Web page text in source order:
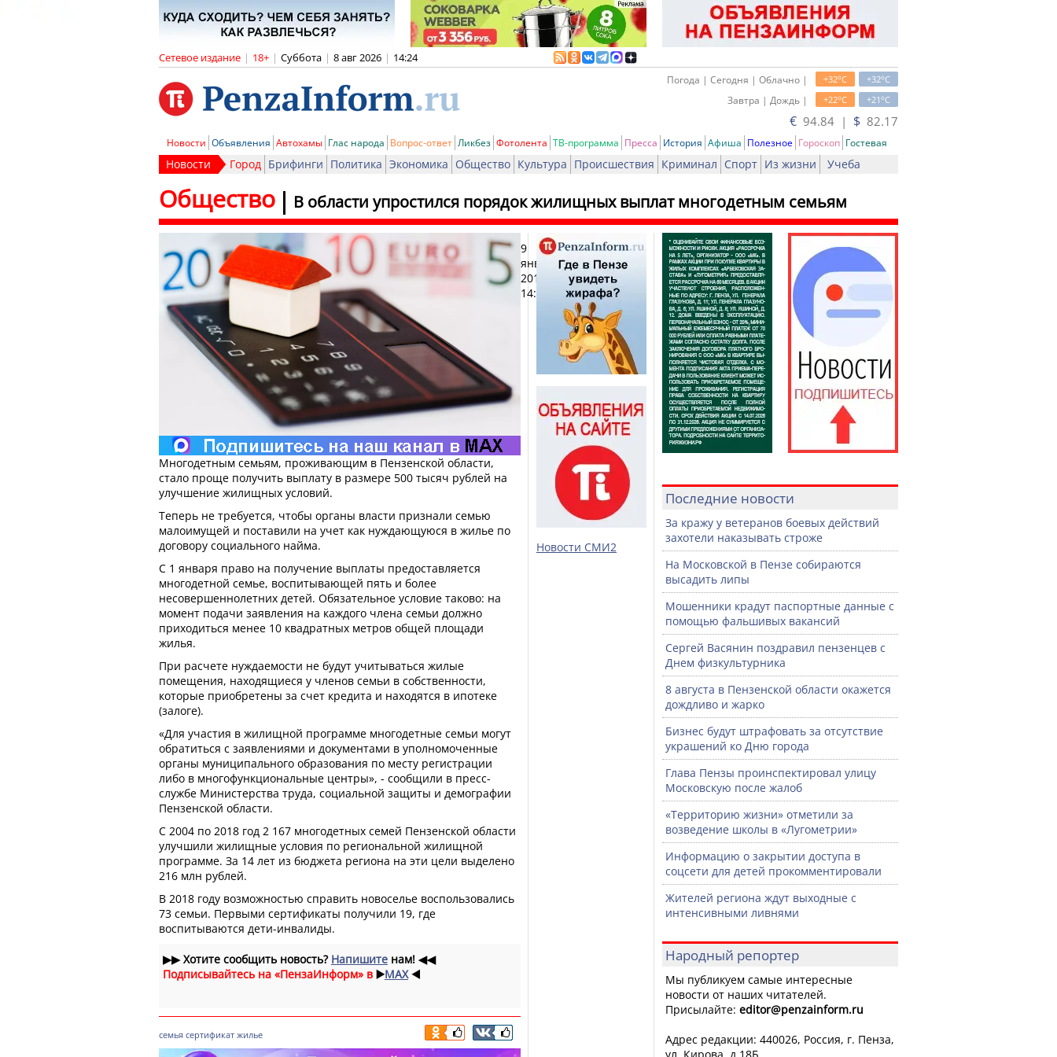
Сетевое издание | 18+ | Суббота | 8 авг 2026 | 14:24
+32oC
+32oC
Погода | Сегодня | Облачно |
+21oC
+22oC
Завтра | Дождь |
€ 94.84 | $ 82.17
Новости Объявления Автохамы Глас народа Вопрос-ответ Ликбез Фотолента ТВ-программа Пресса История Афиша Полезное Гороскоп Гостевая
Новости Город Брифинги Политика Экономика Общество Культура Происшествия Криминал Спорт Из жизни Учеба
В области упростился порядок жилищных выплат многодетным семьям
Общество
9
января
2019,
14:29
Печать
Многодетным семьям, проживающим в Пензенской области,
стало проще получить выплату в размере 500 тысяч рублей на
улучшение жилищных условий.
Теперь не требуется, чтобы органы власти признали семью
малоимущей и поставили на учет как нуждающуюся в жилье по
договору социального найма.
С 1 января право на получение выплаты предоставляется
многодетной семье, воспитывающей пять и более
несовершеннолетних детей. Обязательное условие таково: на
момент подачи заявления на каждого члена семьи должно
приходиться менее 10 квадратных метров общей площади
жилья.
При расчете нуждаемости не будут учитываться жилые
помещения, находящиеся у членов семьи в собственности,
которые приобретены за счет кредита и находятся в ипотеке
(залоге).
«Для участия в жилищной программе многодетные семьи могут
обратиться с заявлениями и документами в уполномоченные
органы муниципального образования по месту регистрации
либо в многофункциональные центры», - сообщили в пресс-
службе Министерства труда, социальной защиты и демографии
Пензенской области.
С 2004 по 2018 год 2 167 многодетных семей Пензенской области
улучшили жилищные условия по региональной жилищной
программе. За 14 лет из бюджета региона на эти цели выделено
216 млн рублей.
В 2018 году возможностью справить новоселье воспользовались
73 семьи. Первыми сертификаты получили 19, где
воспитываются дети-инвалиды.
▶▶Хотите сообщить новость? Напишите нам! ◀◀
Подписывайтесь на «ПензаИнформ» в ▶️MAX ◀️
семья сертификат жилье
Новости СМИ2
Последние новости
За кражу у ветеранов боевых действий
захотели наказывать строже
На Московской в Пензе собираются
высадить липы
Мошенники крадут паспортные данные с
помощью фальшивых вакансий
Сергей Васянин поздравил пензенцев с
Днем физкультурника
8 августа в Пензенской области окажется
дождливо и жарко
Бизнес будут штрафовать за отсутствие
украшений ко Дню города
Глава Пензы проинспектировал улицу
Московскую после жалоб
«Территорию жизни» отметили за
возведение школы в «Лугометрии»
Информацию о закрытии доступа в
соцсети для детей прокомментировали
Жителей региона ждут выходные с
интенсивными ливнями
Народный репортер
Мы публикуем самые интересные
новости от наших читателей.
Присылайте: editor@penzainform.ru
Адрес редакции: 440026, Россия, г. Пенза,